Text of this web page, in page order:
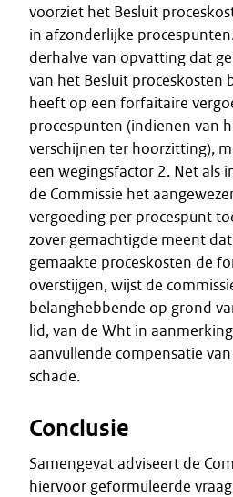
voorziet het Besluit
in afzonderlijke
derhalve van opvatting dat
van het Besluit proceskosten
heeft op een forfaitaire
procespunten (indienen van
verschijnen ter hoorzitting),
een wegingsfactor 2. Net als
de Commissie het
vergoeding per procespunt
zover gemachtigde meent
gemaakte proceskosten de
overstijgen, wijst de
belanghebbende op grond
lid, van de Wht in
aanvullende compensatie
schade.
Conclusie
Samengevat adviseert de
hiervoor geformuleerde